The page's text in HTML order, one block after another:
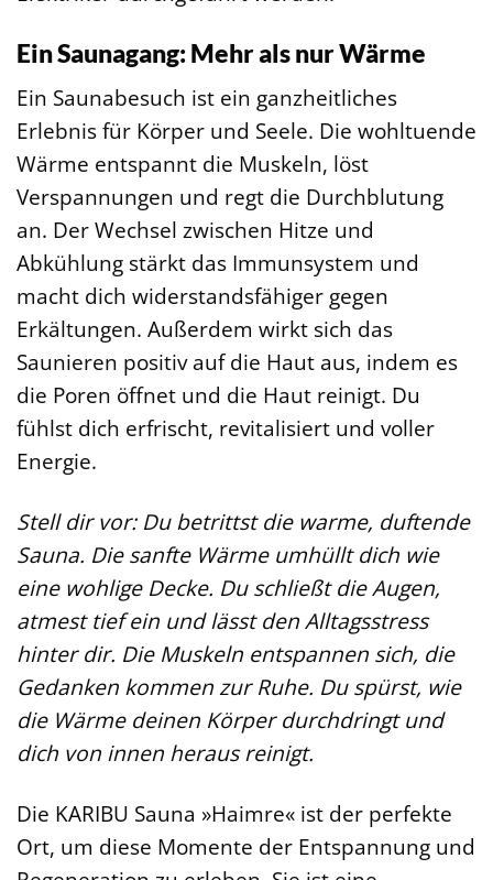
Ein Saunagang: Mehr als nur Wärme
Ein Saunabesuch ist ein ganzheitliches
Erlebnis für Körper und Seele. Die wohltuende
Wärme entspannt die Muskeln, löst
Verspannungen und regt die Durchblutung
an. Der Wechsel zwischen Hitze und
Abkühlung stärkt das Immunsystem und
macht dich widerstandsfähiger gegen
Erkältungen. Außerdem wirkt sich das
Saunieren positiv auf die Haut aus, indem es
die Poren öffnet und die Haut reinigt. Du
fühlst dich erfrischt, revitalisiert und voller
Energie.
Stell dir vor: Du betrittst die warme, duftende
Sauna. Die sanfte Wärme umhüllt dich wie
eine wohlige Decke. Du schließt die Augen,
atmest tief ein und lässt den Alltagsstress
hinter dir. Die Muskeln entspannen sich, die
Gedanken kommen zur Ruhe. Du spürst, wie
die Wärme deinen Körper durchdringt und
dich von innen heraus reinigt.
Die KARIBU Sauna »Haimre« ist der perfekte
Ort, um diese Momente der Entspannung und